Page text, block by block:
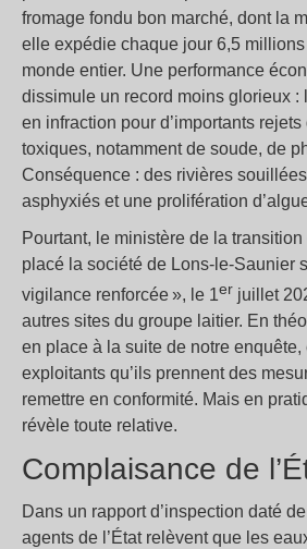
fromage fondu bon marché, dont la
elle expédie chaque jour 6,5
monde entier. Une performance
dissimule un record moins glorieux :
en infraction pour d’importants
toxiques, notamment de soude, de
Conséquence : des rivières
asphyxiés et une prolifération
Pourtant, le ministère de la
placé la société de Lons-le-Saunier
vigilance renforcée », le 1er juillet
autres sites du groupe laitier. En
en place à la suite de notre enquête,
exploitants qu’ils prennent des
remettre en conformité. Mais en
révèle toute relative.
Complaisance de
Dans un rapport d’inspection daté
agents de l’État relèvent que les